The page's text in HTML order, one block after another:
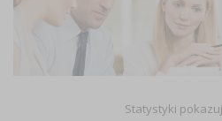
Statystyki